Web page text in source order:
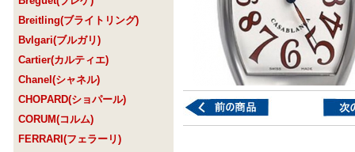
Breitling(ブライトリング)
Bvlgari(ブルガリ)
Cartier(カルティエ)
Chanel(シャネル)
CHOPARD(ショパール)
CORUM(コルム)
FERRARI(フェラーリ)